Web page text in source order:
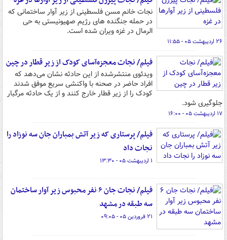
نجات خانم مسن فلسطینی از زیر آوار ساختمانی که
در حمله جنگنده های رژیم صهیونیستی به حی
الرمال در غزه ویران شده است.
۲۶ اردیبهشت ۰۵ - ۱۱:۵۵
فیلم/ نجات معجزه‌آسای کودک از زیر قطار در چین
ویدئوی منتشرشده از این حادثه نشان می‌دهد که
افراد حاضر در صحنه با واکنشی سریع موفق شدند
کودک را از زیر قطار خارج کنند و از یک حادثه مرگبار
جلوگیری شود.
۱۷ اردیبهشت ۰۵ - ۱۶:۰۰
فیلم/ پرستاری که زیر آتش بمباران جان سه نوزاد را
نجات داد
۱ اردیبهشت ۰۵ - ۱۳:۳۰
فیلم/ نجات جان ۶ نفر محبوس زیر آوار ساختمان
سه طبقه در مشهد
۲۱ فروردین ۰۵ - ۰۹:۰۵